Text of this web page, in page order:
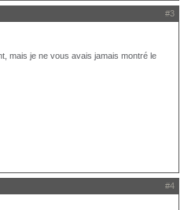
#3
mais je ne vous avais jamais montré le
#4